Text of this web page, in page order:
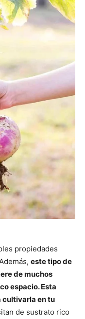
propiedades
este tipo de
de muchos
espacio. Esta
cultivarla en tu
de sustrato rico